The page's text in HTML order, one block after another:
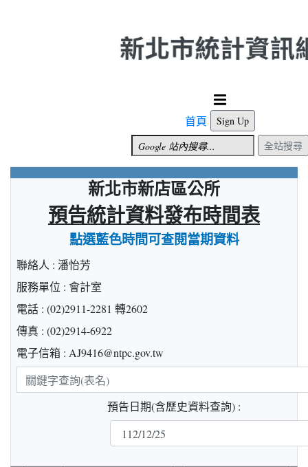
首頁
Sign Up
全站搜尋
新北市新店區公所
預告統計資料發布時間表
點選藍色時間可查閱當期資料
聯絡人 : 潘怡芳
服務單位 : 會計室
電話 : (02)2911-2281 轉2602
傳真 : (02)2914-6922
電子信箱 : AJ9416@ntpc.gov.tw
關
鍵
預告日期(含歷史資料查詢) :